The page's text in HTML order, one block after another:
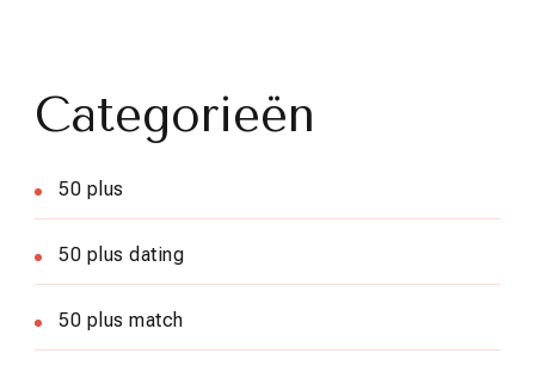
Categorieën
50 plus
50 plus dating
50 plus match